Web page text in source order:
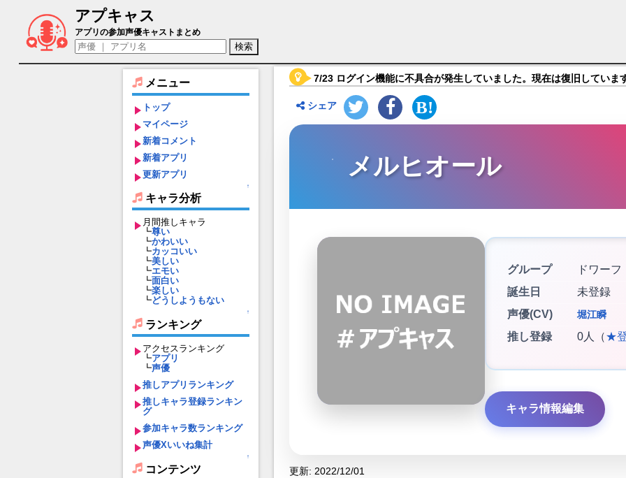
アプキャス
メルヒオール（声優：堀江瞬)【キャラバンストーリーズ】キャラ紹介
アプリの参加声優キャストまとめ
メニュー
トップ
マイページ
新着コメント
新着アプリ
更新アプリ
↑
キャラ分析
月間推しキャラ
┗尊い
┗かわいい
┗カッコいい
┗美しい
┗エモい
┗面白い
┗楽しい
┗どうしようもない
↑
ランキング
アクセスランキング
┗アプリ
┗声優
推しアプリランキング
推しキャラ登録ランキン
グ
参加キャラ数ランキング
声優Xいいね集計
↑
コンテンツ
7/23 ログイン機能に不具合が発生していました。現在は復旧していま
シェア
メルヒオール
グループ
ドワーフ
誕生日
未登録
声優(CV)
堀江瞬
推し登録 0人（★
キャラ情報編集
更新: 2022/12/01